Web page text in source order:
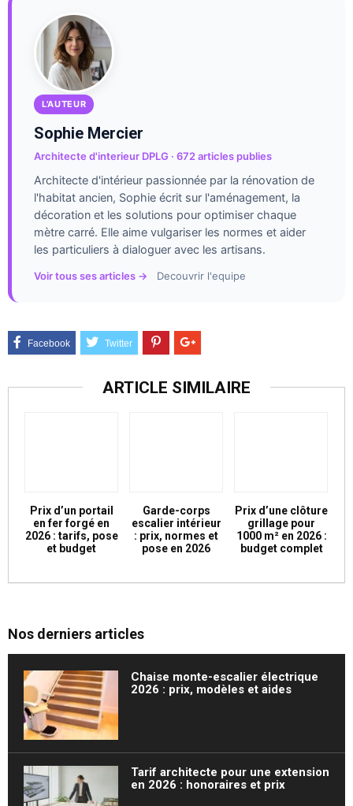
L'AUTEUR
Sophie Mercier
Architecte d'interieur DPLG · 672 articles publies
Architecte d'intérieur passionnée par la rénovation de
l'habitat ancien, Sophie écrit sur l'aménagement, la
décoration et les solutions pour optimiser chaque
mètre carré. Elle aime vulgariser les normes et aider
les particuliers à dialoguer avec les artisans.
Voir tous ses articles → Decouvrir l'equipe
ARTICLE SIMILAIRE
Prix d’un portail
en fer forgé en
2026 : tarifs, pose
et budget
Garde-corps
escalier intérieur
: prix, normes et
pose en 2026
Prix d’une clôture
grillage pour
1000 m² en 2026 :
budget complet
Nos derniers articles
Chaise monte-escalier électrique
2026 : prix, modèles et aides
Tarif architecte pour une extension
en 2026 : honoraires et prix